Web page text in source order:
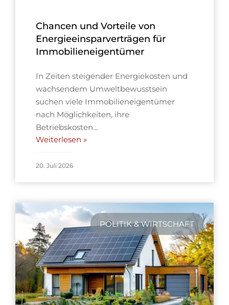
Chancen und Vorteile von
Energieeinsparverträgen für
Immobilieneigentümer
In Zeiten steigender Energiekosten und
wachsendem Umweltbewusstsein
suchen viele Immobilieneigentümer
nach Möglichkeiten, ihre
Betriebskosten…
Weiterlesen »
20. Juli 2026
POLITIK & WIRTSCHAFT